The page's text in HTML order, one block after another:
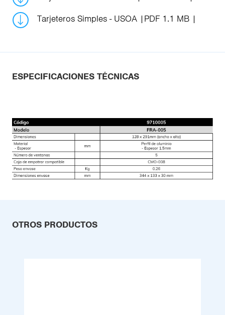
Tarjeteros Simples - USOA
PDF 1.1 MB
ESPECIFICACIONES TÉCNICAS
OTROS PRODUCTOS